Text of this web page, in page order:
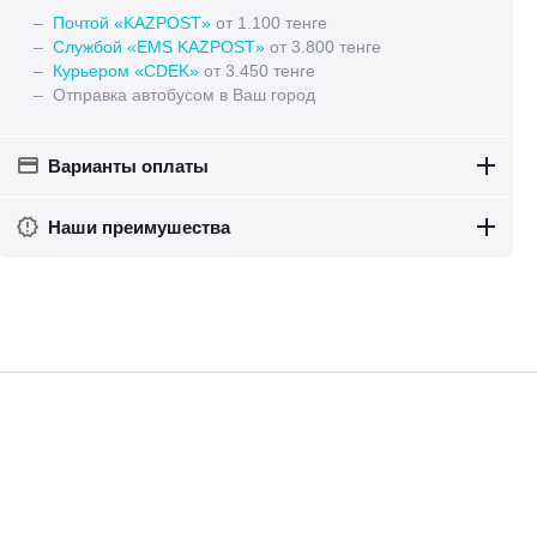
– Почтой «KAZPOST» от 1.100 тенге
– Службой «EMS KAZPOST» от 3.800 тенге
– Курьером «CDEK» от 3.450 тенге
– Отправка автобусом в Ваш город
Варианты оплаты
Наши преимушества